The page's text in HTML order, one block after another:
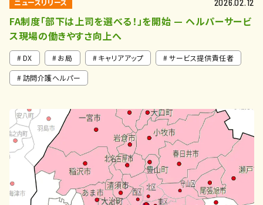
2026.02.12
FA制度「部下は上司を選べる！」を開始 — ヘルパーサービ
ス現場の働きやすさ向上へ
DX お局 キャリアアップ
サービス提供責任者
訪問介護ヘルパー